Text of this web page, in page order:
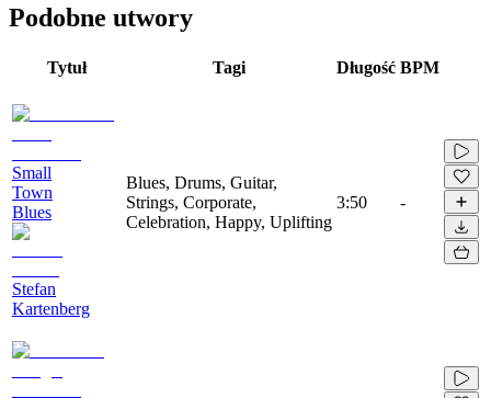
Podobne utwory
Tytuł Tagi Długość BPM
Small
Town
Blues
Stefan
Kartenberg
Blues, Drums, Guitar,
Strings, Corporate,
Celebration, Happy, Uplifting
3:50 -